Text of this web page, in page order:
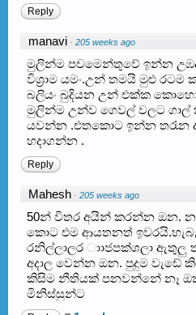
Reply
manavi · 205 weeks ago
මුලින්ම පචමෙන්තුවේ ඉන්න
විශ්‍රාම යමං.උන් තමයි මුළු රටම
බලියං බුදියන උන් එක්ක
මුලින්ම උන්ව ගෙවල් වලට ගාල්
යවන්න .එතකොට ඉන්න තරැන
හදාගන්න .
Reply
Mahesh · 205 weeks ago
50න් විතර අයින් කරන්න ඔන.
කොට එම ආයතනත්
රනිල්ලාලර ාාජපක්ශලා ඇතුලු
අදාල වෙන්න ඔන. පුදුම වැඩේ
කිසිම නීතියක් පනවන්නේ නෑ
මිනිස්සුන්ට